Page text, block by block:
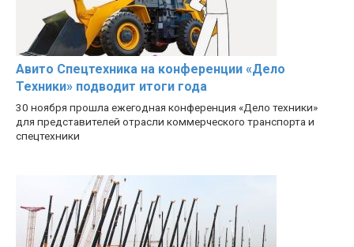
Авито Спецтехника на конференции «Дело
Техники» подводит итоги года
30 ноября прошла ежегодная конференция «Дело техники»
для представителей отрасли коммерческого транспорта и
спецтехники